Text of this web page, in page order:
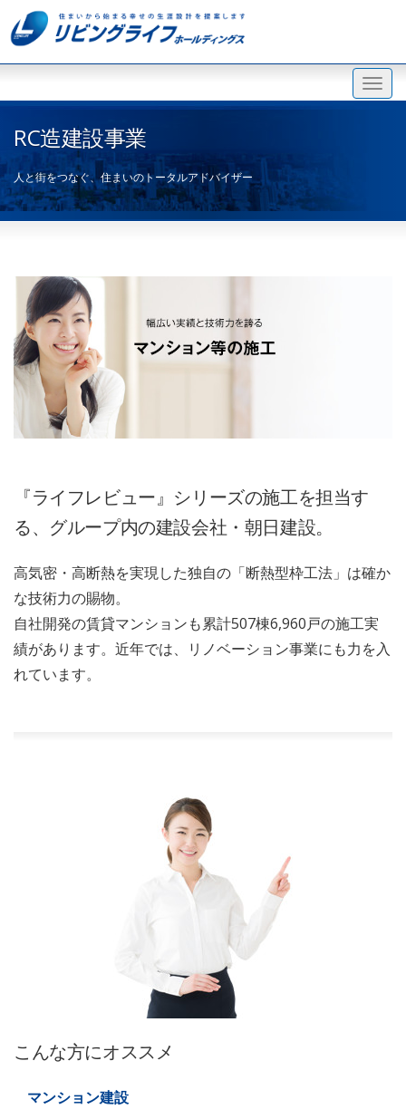
RC造建設事業
人と街をつなぐ、住まいのトータルアドバイザー
『ライフレビュー』シリーズの施工を担当す
る、 グループ内の建設会社・朝日建設。
高気密・高断熱を実現した独自の「断熱型枠工法」は確か
な技術力の賜物。
自社開発の賃貸マンションも累計507棟6,960戸の施工実
績があります。近年では、リノベーション事業にも力を入
れています。
こんな方にオススメ
マンション建設